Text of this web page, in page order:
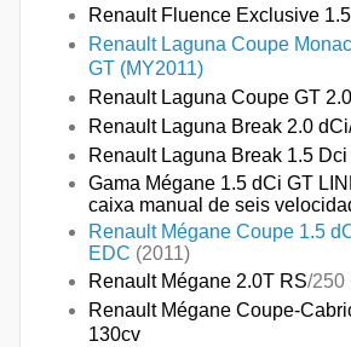
Renault Fluence Exclusive
Renault Laguna Coupe
GT (MY2011)
Renault Laguna Coupe GT
Renault Laguna Break 2.0
Renault Laguna Break 1.5 Dci
Gama Mégane 1.5 dCi GT
caixa manual de seis
Renault Mégane Coupe 1.5
EDC (2011)
Renault Mégane 2.0T RS/250
Renault Mégane Coupe-
130cv